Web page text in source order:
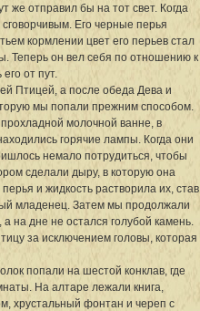
же отправил бы на тот свет. Когда
Его черные перья
кормлении цвет его перьев стал
Теперь он вел себя по отношению к
от пут.
Птицей, а после обеда Дева и
мы попали прежним способом.
молочной ванне, в
горячие лампы. Когда они
немало потрудиться, чтобы
сделали дыру, в которую она
и жидкость растворила их, став
младенец. Затем мы продолжали
а на дне не остался голубой камень.
за исключением головы, которая
попали на шестой конклав, где
На алтаре лежали книга,
хрустальный фонтан и череп с